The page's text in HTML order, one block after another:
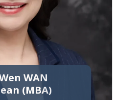
WAN
(MBA)